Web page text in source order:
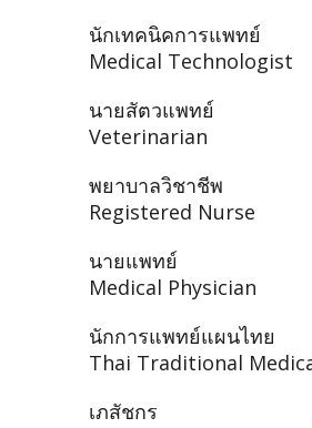
นักเทคนิคการแพทย์
Medical Technologist
นายสัตวแพทย์
Veterinarian
พยาบาลวิชาชีพ
Registered Nurse
นายแพทย์
Medical Physician
นักการแพทย์แผนไทย
Thai Traditional
เภสัชกร